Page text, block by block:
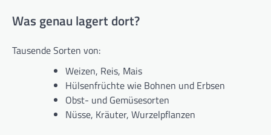
Was genau lagert dort?
Tausende Sorten von:
Weizen, Reis, Mais
Hülsenfrüchte wie Bohnen und Erbsen
Obst- und Gemüsesorten
Nüsse, Kräuter, Wurzelpflanzen